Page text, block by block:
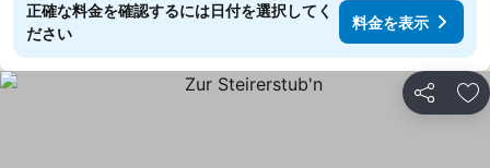
正確な料金を確認するには日付を選択してく
ださい
料金を表示
シェア お